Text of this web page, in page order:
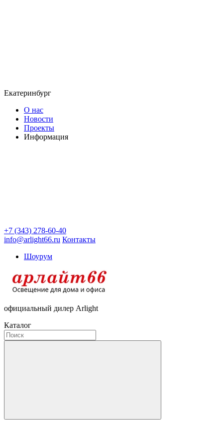
Екатеринбург
О нас
Новости
Проекты
Информация
+7 (343) 278-60-40
info@arlight66.ru Контакты
Шоурум
официальный дилер Arlight
Каталог